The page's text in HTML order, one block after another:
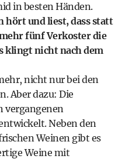
in besten Händen.
hört und liest, dass statt
fünf Verkoster die
klingt nicht nach dem
nicht nur bei den
Aber dazu: Die
vergangenen
Neben den
Weinen gibt es
Weine mit